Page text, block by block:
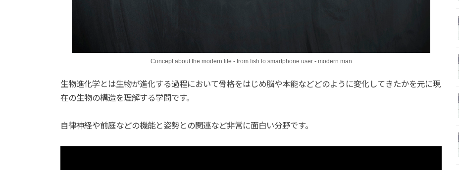
Concept about the modern life - from fish to smartphone user - modern man
生物進化学とは生物が進化する過程において骨格をはじめ脳や本能などどのように変化してきたかを元に現
在の生物の構造を理解する学問です。
自律神経や前庭などの機能と姿勢との関連など非常に面白い分野です。